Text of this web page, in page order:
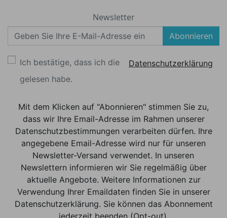
Newsletter
Abonnieren
Ich bestätige, dass ich die
Datenschutzerklärung
gelesen habe.
Mit dem Klicken auf "Abonnieren" stimmen Sie zu,
dass wir Ihre Email-Adresse im Rahmen unserer
Datenschutzbestimmungen verarbeiten dürfen. Ihre
angegebene Email-Adresse wird nur für unseren
Newsletter-Versand verwendet. In unseren
Newslettern informieren wir Sie regelmäßig über
aktuelle Angebote. Weitere Informationen zur
Verwendung Ihrer Emaildaten finden Sie in unserer
Datenschutzerklärung. Sie können das Abonnement